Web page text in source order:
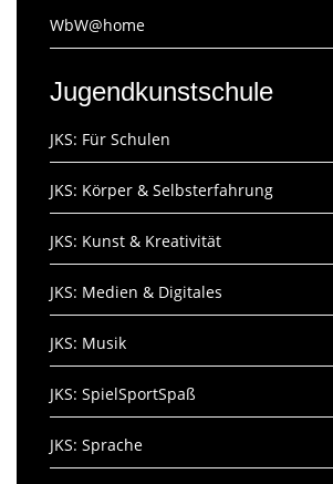
WbW@home
Jugendkunstschule
JKS: Für Schulen
JKS: Körper & Selbsterfahrung
JKS: Kunst & Kreativität
JKS: Medien & Digitales
JKS: Musik
JKS: SpielSportSpaß
JKS: Sprache